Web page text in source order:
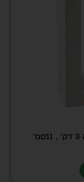
שעון חול קטן, מסגרת עץ לבנה 3 דק’ , 11סמ’